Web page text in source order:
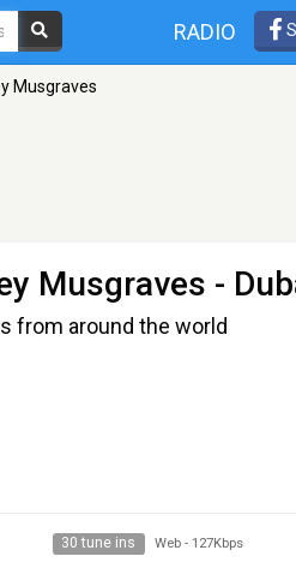
RADIO
Musgraves
Musgraves -
from around the world
30 tune ins Web - 127Kbps